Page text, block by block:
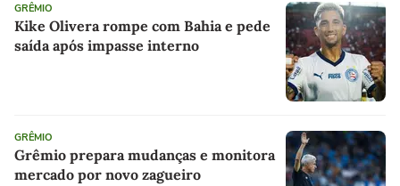
GRÊMIO
Kike Olivera rompe com Bahia e pede
saída após impasse interno
GRÊMIO
Grêmio prepara mudanças e monitora
mercado por novo zagueiro